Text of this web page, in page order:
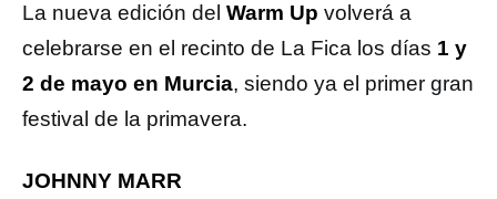
La nueva edición del Warm Up volverá a
celebrarse en el recinto de La Fica los días 1 y
2 de mayo en Murcia, siendo ya el primer gran
festival de la primavera.
JOHNNY MARR